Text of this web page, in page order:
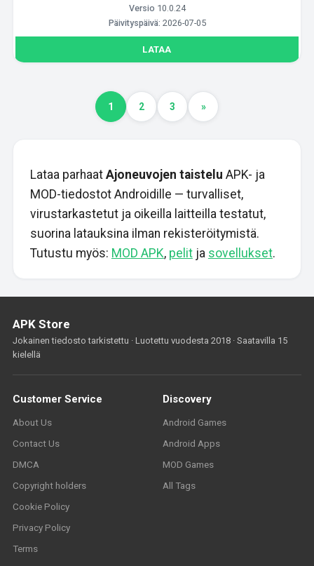
Versio 10.0.24
Päivityspäivä: 2026-07-05
LATAA
1 2 3 »
Lataa parhaat Ajoneuvojen taistelu APK- ja
MOD-tiedostot Androidille — turvalliset,
virustarkastetut ja oikeilla laitteilla testatut,
suorina latauksina ilman rekisteröitymistä.
Tutustu myös: MOD APK, pelitja sovellukset.
APK Store
Jokainen tiedosto tarkistettu · Luotettu vuodesta 2018 · Saatavilla 15
kielellä
Customer Service
About Us
Contact Us
DMCA
Copyright holders
Cookie Policy
Privacy Policy
Terms
Discovery
Android Games
Android Apps
MOD Games
All Tags